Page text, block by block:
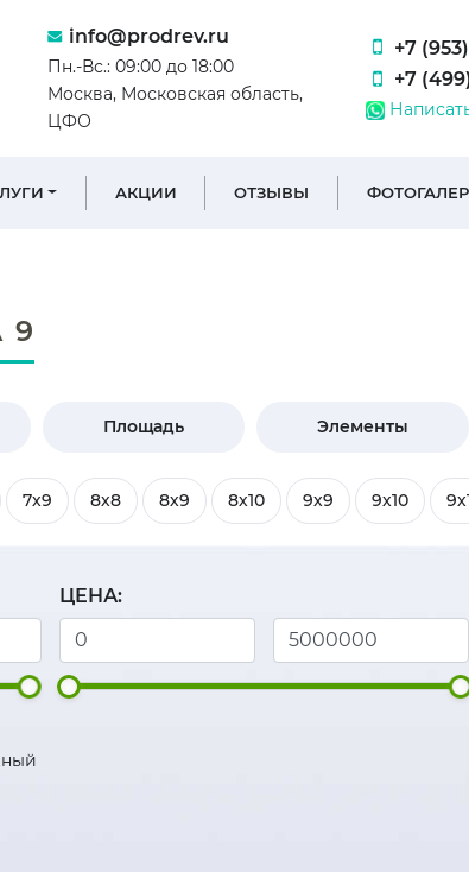
info@prodrev.ru
Пн.-Вс.: 09:00 до 18:00
Москва, Московская область,
ЦФО
+7
+7
АКЦИИ ОТЗЫВЫ
9
Площадь Элементы
7х9 8х8 8х9 8х10 9х9 9х10
ЦЕНА: